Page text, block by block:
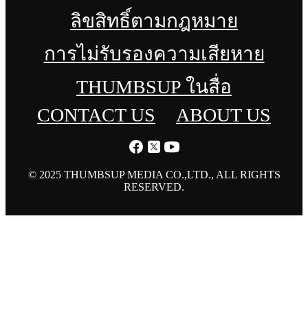
ลิขสิทธิ์ตามกฎหมาย
การไม่รับรองความเสียหาย
THUMBSUP ในสื่อ
CONTACT US
ABOUT US
© 2025 THUMBSUP MEDIA CO.,LTD., ALL RIGHTS
RESERVED.